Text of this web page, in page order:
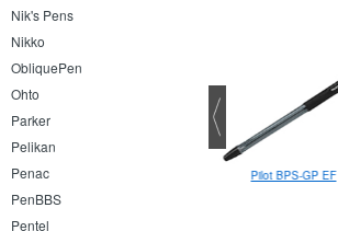
Nik's Pens
Nikko
ObliquePen
Ohto
Parker
Pelikan
Penac
PenBBS
Pentel
7 Mini текстовыделитель Pilot BPS-GP EF